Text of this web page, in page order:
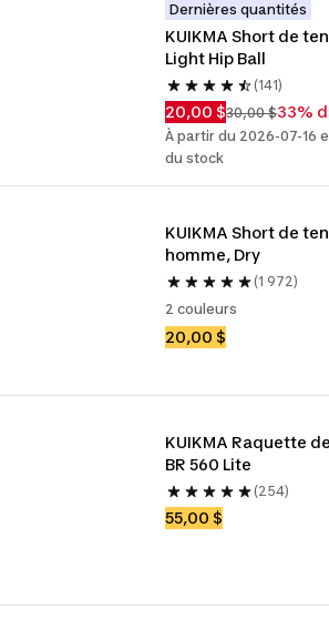
Dernières quantités
KUIKMA Short de
Light Hip Ball
(141)
20,00 $30,00 $33%
À partir du 2026-07-16
du stock
KUIKMA Short de
homme, Dry
(1 972)
2 couleurs
20,00 $
KUIKMA Raquette
BR 560 Lite
(254)
55,00 $